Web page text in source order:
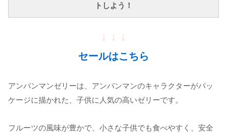
トしよう！
↓ ↓ ↓
セールはこちら
アンパンマンゼリーは、アンパンマンのキャラクターがパッ
ケージに描かれた、子供に人気の高いゼリーです。
フルーツの風味が豊かで、小さな子供でも食べやすく、安全